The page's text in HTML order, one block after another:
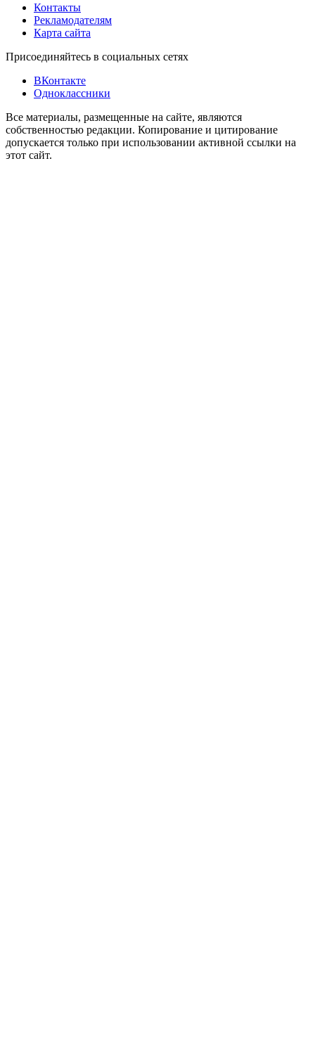
Контакты
Рекламодателям
Карта сайта
Присоединяйтесь в социальных сетях
ВКонтакте
Одноклассники
Все материалы, размещенные на сайте, являются
собственностью редакции. Копирование и цитирование
допускается только при использовании активной ссылки на
этот сайт.